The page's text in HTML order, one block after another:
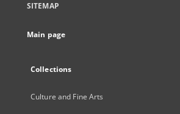
SITEMAP
Main page
Collections
Culture and Fine Arts